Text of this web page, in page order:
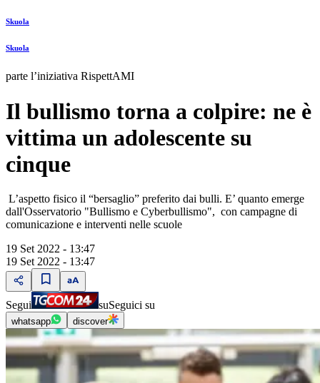
Skuola
Skuola
parte l’iniziativa RispettAMI
Il bullismo torna a colpire: ne è
vittima un adolescente su
cinque
L’aspetto fisico il “bersaglio” preferito dai bulli. E’ quanto emerge
dall'Osservatorio "Bullismo e Cyberbullismo", con campagne di
comunicazione e interventi nelle scuole
19 Set 2022 - 13:47
19 Set 2022 - 13:47
Segui suSeguici su
whatsapp discover